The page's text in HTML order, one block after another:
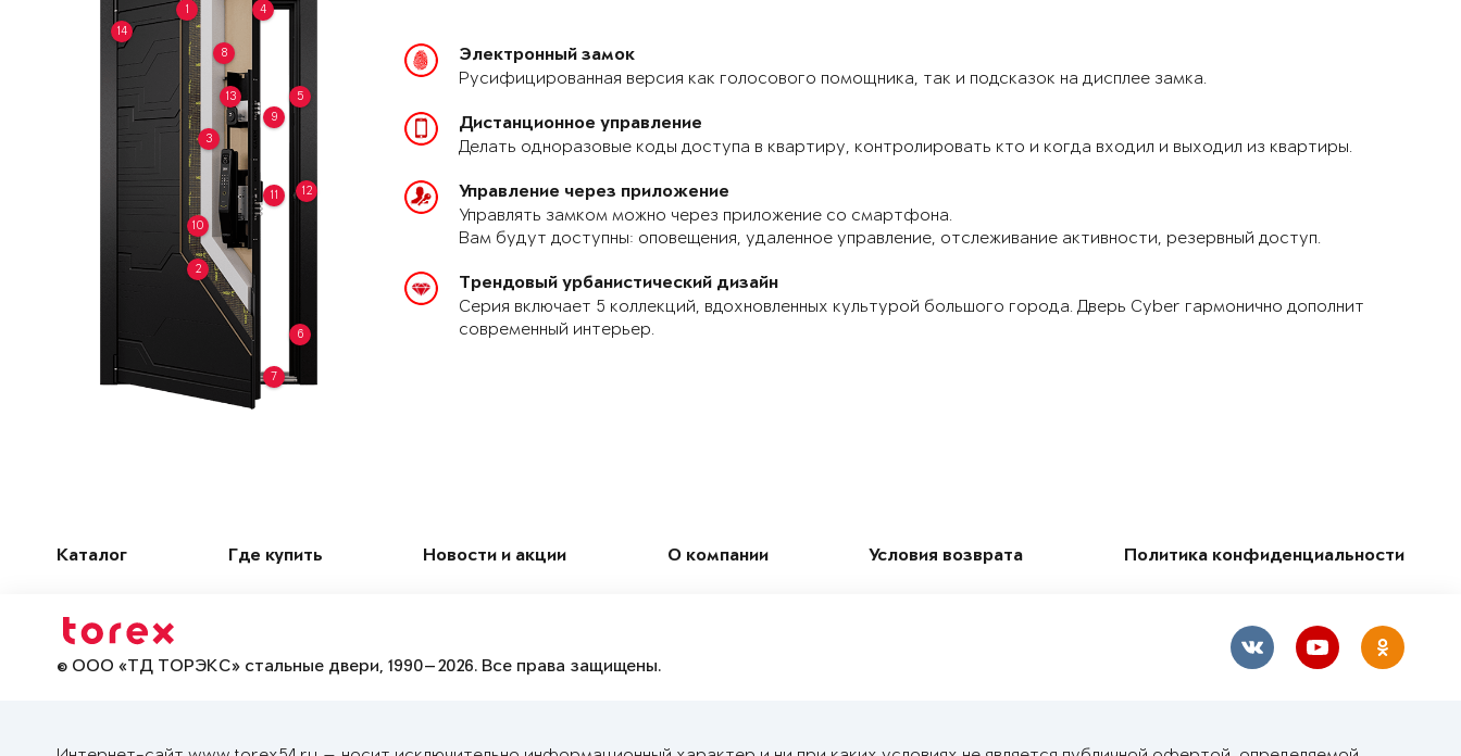
1
2
3
4
5
6
7
8
9
10
11 12
13
14
Электронный замок
Русифицированная версия как голосового помощника, так и подсказок на дисплее замка.
Дистанционное управление
Делать одноразовые коды доступа в квартиру, контролировать кто и когда входил и выходил из квартиры.
Управление через приложение
Управлять замком можно через приложение со смартфона.
Вам будут доступны: оповещения, удаленное управление, отслеживание активности, резервный доступ.
Трендовый урбанистический дизайн
Серия включает 5 коллекций, вдохновленных культурой большого города. Дверь Cyber гармонично дополнит
современный интерьер.
Каталог Где купить Новости и акции О компании Условия возврата Политика конфиденциальности
© ООО «ТД ТОРЭКС» стальные двери, 1990—2026. Все права защищены.